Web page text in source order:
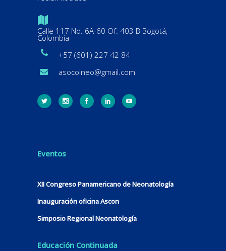
Calle 117 No. 6A-60 Of. 403 B Bogotá,
Colombia
+57 (601) 227 42 84
asocolneo@gmail.com
Eventos
XII Congreso Panamericano de Neonatología
Inauguración oficina Ascon
Simposio Regional Neonatología
Educación Continuada